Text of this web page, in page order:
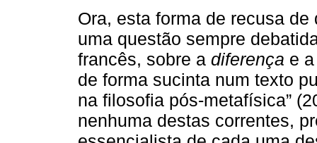
Ora, esta forma de recusa
uma questão sempre
francês, sobre a diferença e
de forma sucinta num texto
na filosofia pós-metafísica”
nenhuma destas correntes,